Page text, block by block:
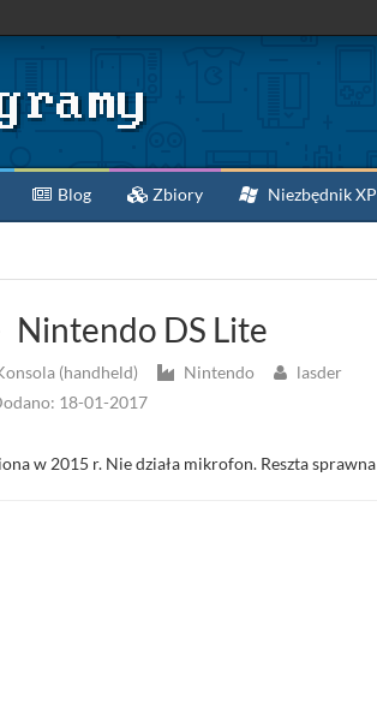
Blog Zbiory Niezbędnik XP
Nintendo DS Lite
(handheld) Nintendo
lasder
18-01-2017
w 2015 r. Nie działa mikrofon. Reszta sprawna